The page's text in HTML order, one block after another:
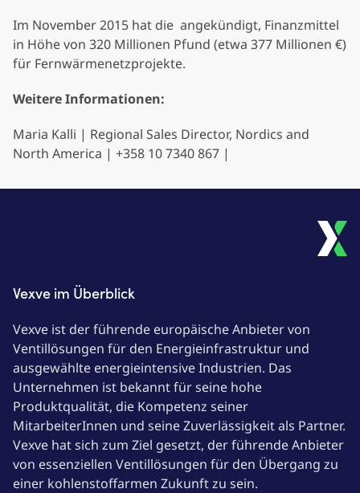
Im November 2015 hat die angekündigt, Finanzmittel
in Höhe von 320 Millionen Pfund (etwa 377 Millionen €)
für Fernwärmenetzprojekte.
Weitere Informationen:
Maria Kalli | Regional Sales Director, Nordics and
North America | +358 10 7340 867 |
Vexve im Überblick
Vexve ist der führende europäische Anbieter von
Ventillösungen für den Energieinfrastruktur und
ausgewählte energieintensive Industrien. Das
Unternehmen ist bekannt für seine hohe
Produktqualität, die Kompetenz seiner
MitarbeiterInnen und seine Zuverlässigkeit als Partner.
Vexve hat sich zum Ziel gesetzt, der führende Anbieter
von essenziellen Ventillösungen für den Übergang zu
einer kohlenstoffarmen Zukunft zu sein.